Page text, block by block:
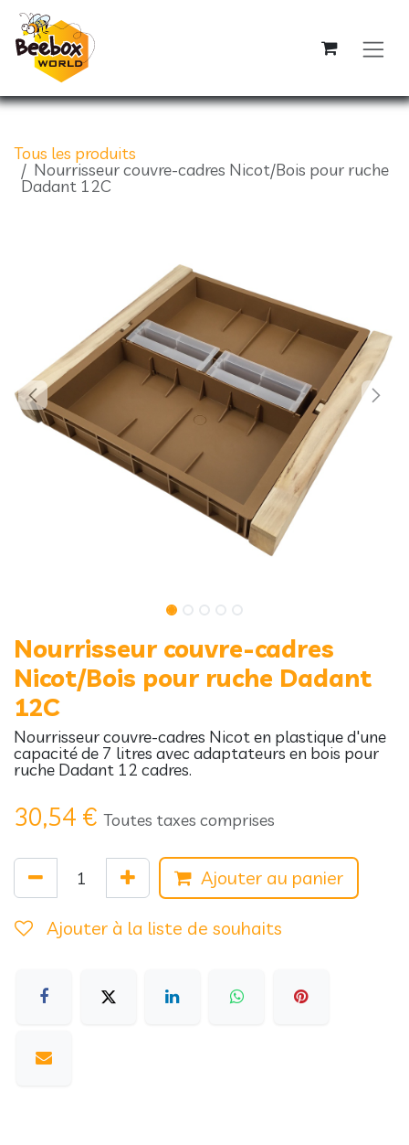
Se rendre au contenu
Tous les produits
Nourrisseur couvre-cadres Nicot/Bois pour ruche
Dadant 12C
Nourrisseur couvre-cadres
Nicot/Bois pour ruche Dadant
12C
Nourrisseur couvre-cadres Nicot en plastique d'une
capacité de 7 litres avec adaptateurs en bois pour
ruche Dadant 12 cadres.
30,54 € Toutes taxes comprises
Ajouter au panier
Ajouter à la liste de souhaits